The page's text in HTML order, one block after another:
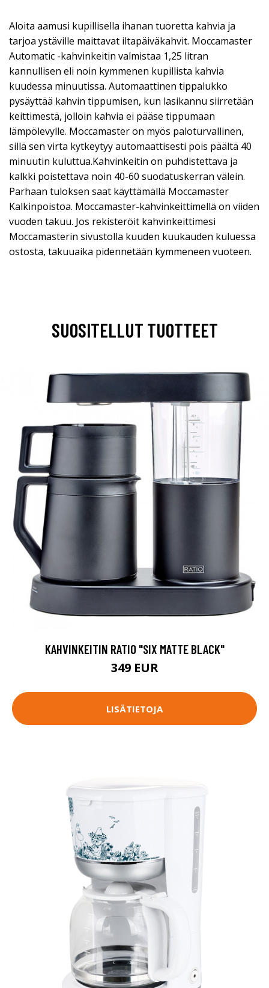
Aloita aamusi kupillisella ihanan tuoretta kahvia ja
tarjoa ystäville maittavat iltapäiväkahvit. Moccamaster
Automatic -kahvinkeitin valmistaa 1,25 litran
kannullisen eli noin kymmenen kupillista kahvia
kuudessa minuutissa. Automaattinen tippalukko
pysäyttää kahvin tippumisen, kun lasikannu siirretään
keittimestä, jolloin kahvia ei pääse tippumaan
lämpölevylle. Moccamaster on myös paloturvallinen,
sillä sen virta kytkeytyy automaattisesti pois päältä 40
minuutin kuluttua.Kahvinkeitin on puhdistettava ja
kalkki poistettava noin 40-60 suodatuskerran välein.
Parhaan tuloksen saat käyttämällä Moccamaster
Kalkinpoistoa. Moccamaster-kahvinkeittimellä on viiden
vuoden takuu. Jos rekisteröit kahvinkeittimesi
Moccamasterin sivustolla kuuden kuukauden kuluessa
ostosta, takuuaika pidennetään kymmeneen vuoteen.
SUOSITELLUT TUOTTEET
KAHVINKEITIN RATIO "SIX MATTE BLACK"
349 EUR
LISÄTIETOJA